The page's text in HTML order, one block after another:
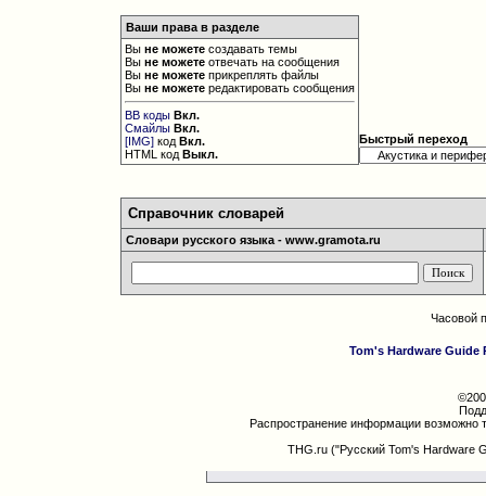
Ваши права в разделе
Выне можете создавать темы
Выне можете отвечать на сообщения
Выне можете прикреплять файлы
Выне можете редактировать сообщения
BB коды Вкл.
Смайлы Вкл.
[IMG] кодВкл.
HTML кодВыкл.
Быстрый переход
Справочник словарей
Словари русского языка - www.gramota.ru
Часовой
Tom's Hardware Guide
Распространение информации возможно
THG.ru ("Русский Tom's Hardware